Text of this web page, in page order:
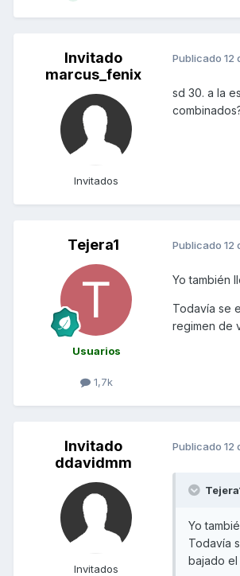
Invitado
marcus_fenix
Invitados
Publicado 12
sd 30. a la
Tejera1
Usuarios
1,7k
Publicado 12
Yo también
Todavía se
regimen de
Invitado
ddavidmm
Invitados
Publicado 12
Yo
Todavía
bajado